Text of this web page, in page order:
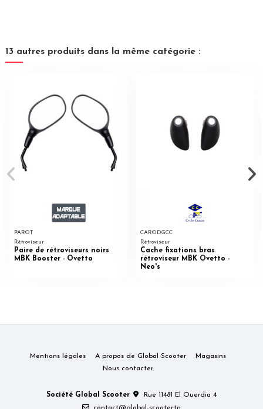
13 autres produits dans la même catégorie :
PAROT
Rétroviseur
Paire de rétroviseurs noirs
MBK Booster - Ovetto
CARODGCC
Rétroviseur
Cache fixations bras
rétroviseur MBK Ovetto -
Neo's
Mentions légales A propos de Global Scooter
Magasins
Nous contacter
Société Global Scooter
Rue 11481 El Ouerdia 4